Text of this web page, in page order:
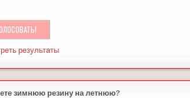
результаты
зимнюю резину на летнюю?